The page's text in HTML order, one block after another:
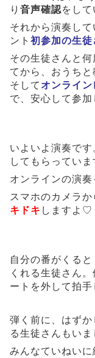
り 音声確認をして
それから演奏し
ント 初参加の生徒
その生徒さんと
てから、おうちと
そして オンライン
で、安心して参加
いよいよ演奏で
してもらっていま
オンラインの演
スマホのカメラ
キドキ しますよ♡
自分の番がくる
くれる生徒さん
ートを外して拍手
弾く前に、はず
る生徒さんもいま
みんなていねい